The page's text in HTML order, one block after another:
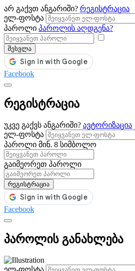
არ გაქვთ ანგარიში? რეგისტრაცია
ელ-ფოსტა
პაროლი პაროლის აღდგენა?
შესვლა
Facebook
რეგისტრაცია
უკვე გაქვს ანგარიში? ავტორიზაცია
ელ-ფოსტა
პაროლი მინ. 8 სიმბოლო
გაიმეორეთ პაროლი
რეგისტრაცია
Facebook
პაროლის განახლება
ელ-ფოსტა